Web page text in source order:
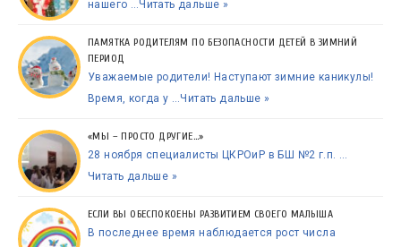
нашего …Читать дальше »
ПАМЯТКА РОДИТЕЛЯМ ПО БЕЗОПАСНОСТИ ДЕТЕЙ В ЗИМНИЙ
ПЕРИОД
Уважаемые родители! Наступают зимние каникулы!
Время, когда у …Читать дальше »
«МЫ – ПРОСТО ДРУГИЕ…»
28 ноября специалисты ЦКРОиР в БШ №2 г.п. …
Читать дальше »
ЕСЛИ ВЫ ОБЕСПОКОЕНЫ РАЗВИТИЕМ СВОЕГО МАЛЫША
В последнее время наблюдается рост числа